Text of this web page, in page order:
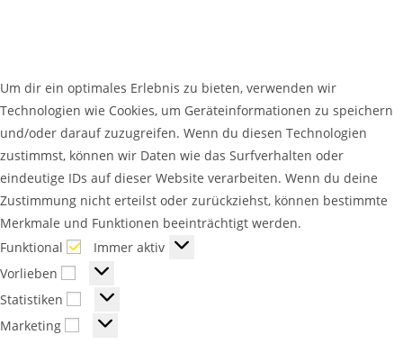
Um dir ein optimales Erlebnis zu bieten, verwenden wir
Technologien wie Cookies, um Geräteinformationen zu speichern
und/oder darauf zuzugreifen. Wenn du diesen Technologien
zustimmst, können wir Daten wie das Surfverhalten oder
eindeutige IDs auf dieser Website verarbeiten. Wenn du deine
Zustimmung nicht erteilst oder zurückziehst, können bestimmte
Merkmale und Funktionen beeinträchtigt werden.
Funktional
Immer aktiv
Vorlieben
Statistiken
Marketing